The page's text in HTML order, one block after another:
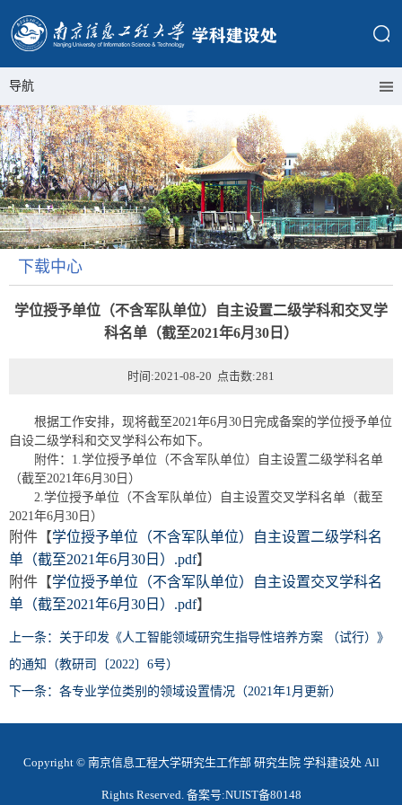
导航
下载中心
学位授予单位（不含军队单位）自主设置二级学科和交叉学
科名单（截至2021年6月30日）
时间:2021-08-20 点击数:281
根据工作安排，现将截至2021年6月30日完成备案的学位授予单位
自设二级学科和交叉学科公布如下。
附件：1.学位授予单位（不含军队单位）自主设置二级学科名单
（截至2021年6月30日）
2.学位授予单位（不含军队单位）自主设置交叉学科名单（截至
2021年6月30日）
附件【学位授予单位（不含军队单位）自主设置二级学科名
单（截至2021年6月30日）.pdf】
附件【学位授予单位（不含军队单位）自主设置交叉学科名
单（截至2021年6月30日）.pdf】
上一条：关于印发《人工智能领域研究生指导性培养方案 （试行）》
的通知（教研司〔2022〕6号）
下一条：各专业学位类别的领域设置情况（2021年1月更新）
Copyright © 南京信息工程大学研究生工作部 研究生院 学科建设处 All
Rights Reserved. 备案号:NUIST备80148